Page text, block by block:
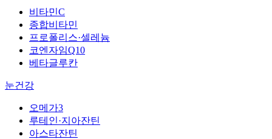
비타민C
종합비타민
프로폴리스·셀레늄
코엔자임Q10
베타글루칸
눈건강
오메가3
루테인·지아잔틴
아스타잔틴